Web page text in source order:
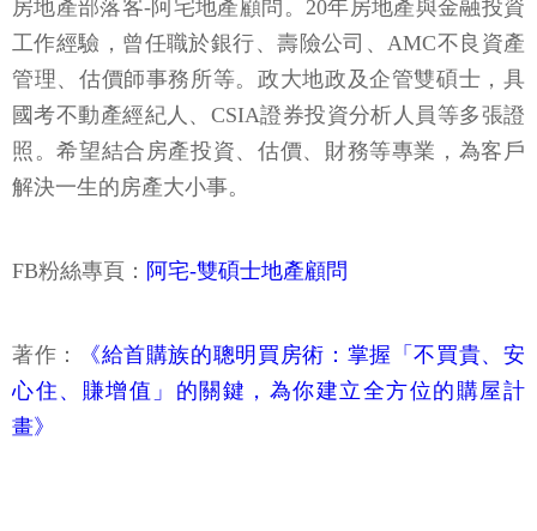
房地產部落客-阿宅地產顧問。20年房地產與金融投資
工作經驗，曾任職於銀行、壽險公司、AMC不良資產
管理、估價師事務所等。政大地政及企管雙碩士，具
國考不動產經紀人、CSIA證券投資分析人員等多張證
照。希望結合房產投資、估價、財務等專業，為客戶
解決一生的房產大小事。
FB粉絲專頁： 阿宅-雙碩士地產顧問
著作：
《給首購族的聰明買房術：掌握「不買貴、安
心住、賺增值」的關鍵，為你建立全方位的購屋計
畫》